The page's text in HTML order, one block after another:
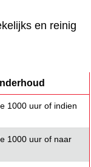
en reinig
1000 uur of indien
1000 uur of naar